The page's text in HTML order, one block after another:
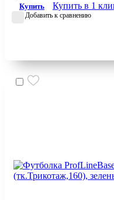
Купить Купить в 1
Добавить к сравнению